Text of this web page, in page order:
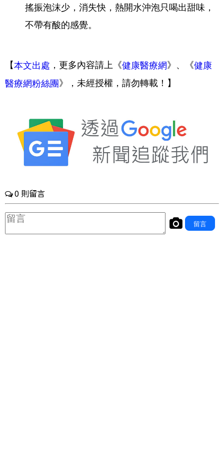
搖振泡沫少，消失快，熱開水沖泡只喝出甜味，
不帶有酸的感覺。
【本文出處 ，更多內容請上《健康醫療網》、《健康
醫療網粉絲團》，未經授權，請勿轉載！】